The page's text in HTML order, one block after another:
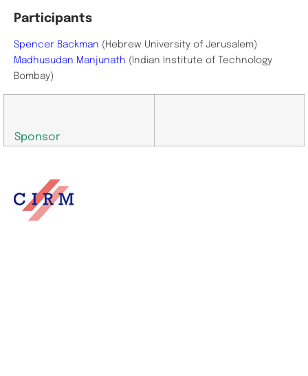
Participants
Spencer Backman (Hebrew University of Jerusalem)
Madhusudan Manjunath (Indian Institute of Technology
Bombay)
Sponsor